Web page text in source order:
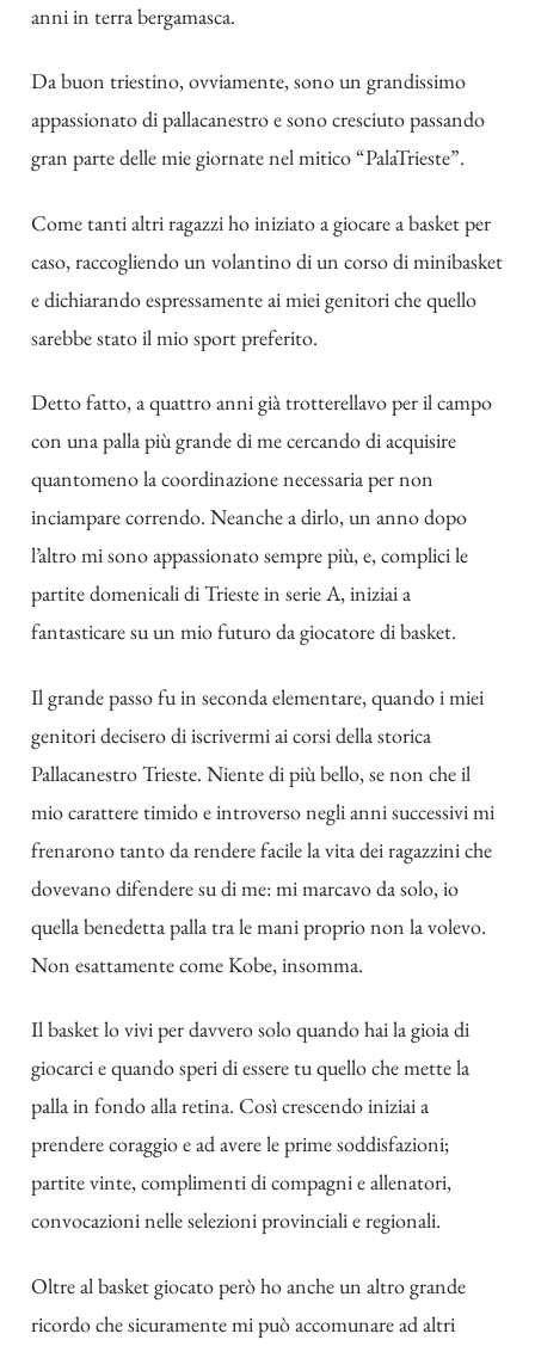
anni in terra bergamasca.
Da buon triestino, ovviamente, sono un grandissimo
appassionato di pallacanestro e sono cresciuto passando
gran parte delle mie giornate nel mitico “PalaTrieste”.
Come tanti altri ragazzi ho iniziato a giocare a basket per
caso, raccogliendo un volantino di un corso di minibasket
e dichiarando espressamente ai miei genitori che quello
sarebbe stato il mio sport preferito.
Detto fatto, a quattro anni già trotterellavo per il campo
con una palla più grande di me cercando di acquisire
quantomeno la coordinazione necessaria per non
inciampare correndo. Neanche a dirlo, un anno dopo
l’altro mi sono appassionato sempre più, e, complici le
partite domenicali di Trieste in serie A, iniziai a
fantasticare su un mio futuro da giocatore di basket.
Il grande passo fu in seconda elementare, quando i miei
genitori decisero di iscrivermi ai corsi della storica
Pallacanestro Trieste. Niente di più bello, se non che il
mio carattere timido e introverso negli anni successivi mi
frenarono tanto da rendere facile la vita dei ragazzini che
dovevano difendere su di me: mi marcavo da solo, io
quella benedetta palla tra le mani proprio non la volevo.
Non esattamente come Kobe, insomma.
Il basket lo vivi per davvero solo quando hai la gioia di
giocarci e quando speri di essere tu quello che mette la
palla in fondo alla retina. Così crescendo iniziai a
prendere coraggio e ad avere le prime soddisfazioni;
partite vinte, complimenti di compagni e allenatori,
convocazioni nelle selezioni provinciali e regionali.
Oltre al basket giocato però ho anche un altro grande
ricordo che sicuramente mi può accomunare ad altri